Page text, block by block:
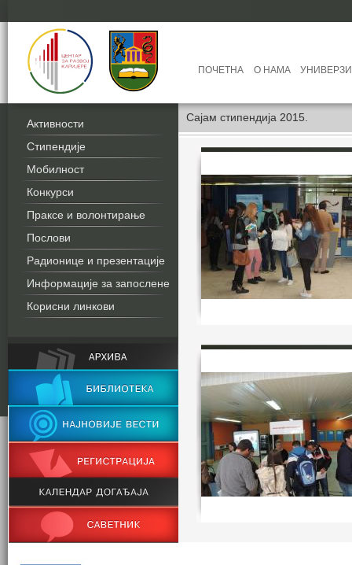
ПОЧЕТНА О НАМА
Активности
Стипендије
Мобилност
Конкурси
Праксе и волонтирање
Послови
Радионице и презентације
Информације за запослене
Корисни линкови
Сајам стипендија 2015.